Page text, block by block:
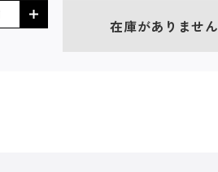
在庫がありません